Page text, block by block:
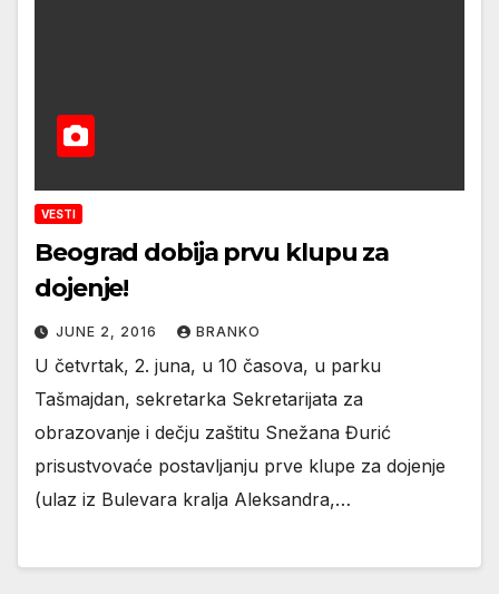
VESTI
Beograd dobija prvu klupu za
dojenje!
JUNE 2, 2016 BRANKO
U četvrtak, 2. juna, u 10 časova, u parku
Tašmajdan, sekretarka Sekretarijata za
obrazovanje i dečju zaštitu Snežana Đurić
prisustvovaće postavljanju prve klupe za dojenje
(ulaz iz Bulevara kralja Aleksandra,…